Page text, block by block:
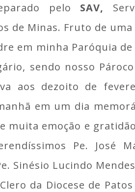
pelo SAV,
de Minas. Fruto de
em minha Paróquia
sendo nosso
aos dezoito de
em um dia
muita emoção e
Pe. José
Sinésio Lucindo
da Diocese de